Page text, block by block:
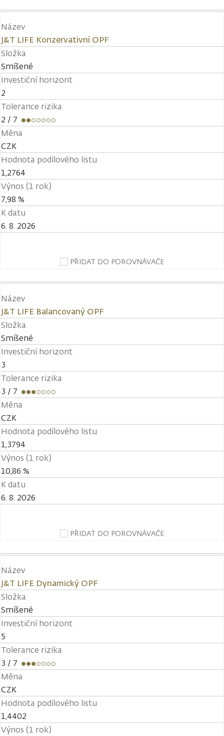
Název
J&T LIFE Konzervativní OPF
Složka
Smíšené
Investiční horizont
2
Tolerance rizika
2 / 7
Měna
CZK
Hodnota podílového listu
1,2764
Výnos (1 rok)
7,98 %
K datu
6. 8. 2026
PŘIDAT DO POROVNÁVAČE
Název
J&T LIFE Balancovaný OPF
Složka
Smíšené
Investiční horizont
3
Tolerance rizika
3 / 7
Měna
CZK
Hodnota podílového listu
1,3794
Výnos (1 rok)
10,86 %
K datu
6. 8. 2026
PŘIDAT DO POROVNÁVAČE
Název
J&T LIFE Dynamický OPF
Složka
Smíšené
Investiční horizont
5
Tolerance rizika
3 / 7
Měna
CZK
Hodnota podílového listu
1,4402
Výnos (1 rok)